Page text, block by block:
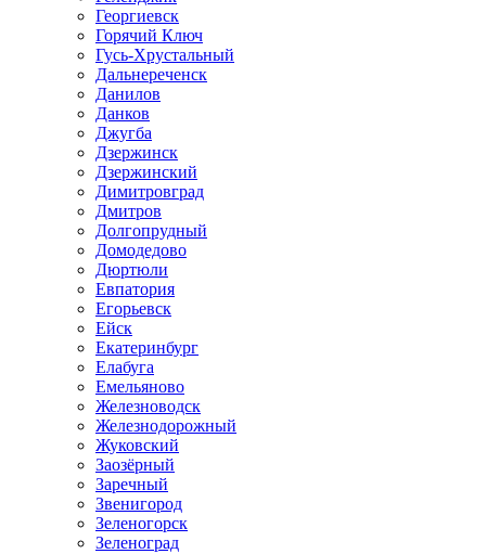
Георгиевск
Горячий Ключ
Гусь-Хрустальный
Дальнереченск
Данилов
Данков
Джугба
Дзержинск
Дзержинский
Димитровград
Дмитров
Долгопрудный
Домодедово
Дюртюли
Евпатория
Егорьевск
Ейск
Екатеринбург
Елабуга
Емельяново
Железноводск
Железнодорожный
Жуковский
Заозёрный
Заречный
Звенигород
Зеленогорск
Зеленоград